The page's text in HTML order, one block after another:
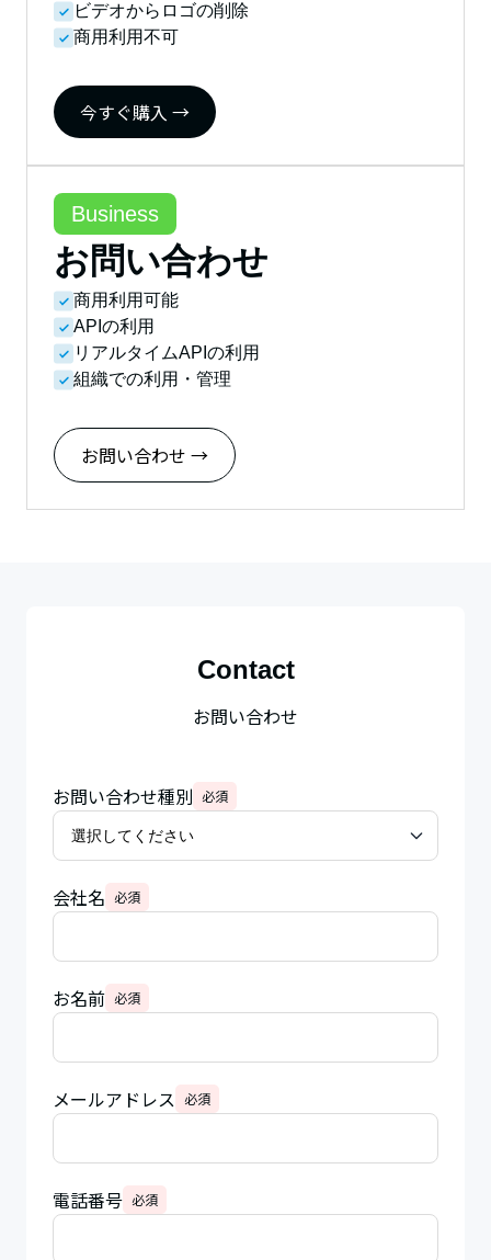
ビデオからロゴの削除
商用利用不可
今すぐ購入 →
Business
お問い合わせ
商用利用可能
APIの利用
リアルタイムAPIの利用
組織での利用・管理
お問い合わせ →
Contact
お問い合わせ
お問い合わせ種別 必須
会社名 必須
お名前 必須
メールアドレス 必須
電話番号 必須